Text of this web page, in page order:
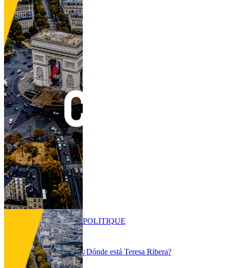
¿Dónde está Teresa Ribera?
POLITIQUE